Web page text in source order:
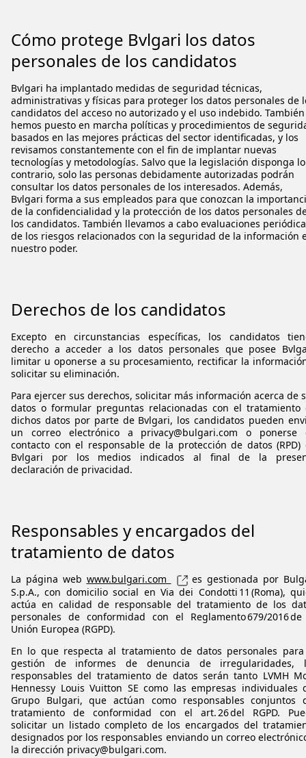
Cómo protege Bvlgari los datos
personales de los candidatos
Bvlgari ha implantado medidas de seguridad técnicas,
administrativas y físicas para proteger los datos personales de
candidatos del acceso no autorizado y el uso indebido. También
hemos puesto en marcha políticas y procedimientos de
basados en las mejores prácticas del sector identificadas, y los
revisamos constantemente con el fin de implantar nuevas
tecnologías y metodologías. Salvo que la legislación disponga lo
contrario, solo las personas debidamente autorizadas podrán
consultar los datos personales de los interesados. Además,
Bvlgari forma a sus empleados para que conozcan la
de la confidencialidad y la protección de los datos personales
los candidatos. También llevamos a cabo evaluaciones
de los riesgos relacionados con la seguridad de la información
nuestro poder.
Derechos de los candidatos
Excepto en circunstancias específicas, los candidatos
derecho a acceder a los datos personales que posee
limitar u oponerse a su procesamiento, rectificar la
solicitar su eliminación.
Para ejercer sus derechos, solicitar más información acerca de
datos o formular preguntas relacionadas con el tratamiento
dichos datos por parte de Bvlgari, los candidatos pueden
un correo electrónico a privacy@bulgari.com o ponerse
contacto con el responsable de la protección de datos (RPD)
Bvlgari por los medios indicados al final de la
declaración de privacidad.
Responsables y encargados del
tratamiento de datos
La página web www.bulgari.com es gestionada por
S.p.A., con domicilio social en Via dei Condotti 11 (Roma),
actúa en calidad de responsable del tratamiento de los
personales de conformidad con el Reglamento 679/2016
Unión Europea (RGPD).
En lo que respecta al tratamiento de datos personales
gestión de informes de denuncia de irregularidades,
responsables del tratamiento de datos serán tanto LVMH
Hennessy Louis Vuitton SE como las empresas individuales
Grupo Bulgari, que actúan como responsables conjuntos
tratamiento de conformidad con el art. 26 del RGPD.
solicitar un listado completo de los encargados del
designados por los responsables enviando un correo
la dirección privacy@bulgari.com.